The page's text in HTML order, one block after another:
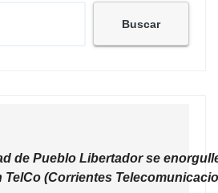
Buscar
de Pueblo Libertador se
(Corrientes